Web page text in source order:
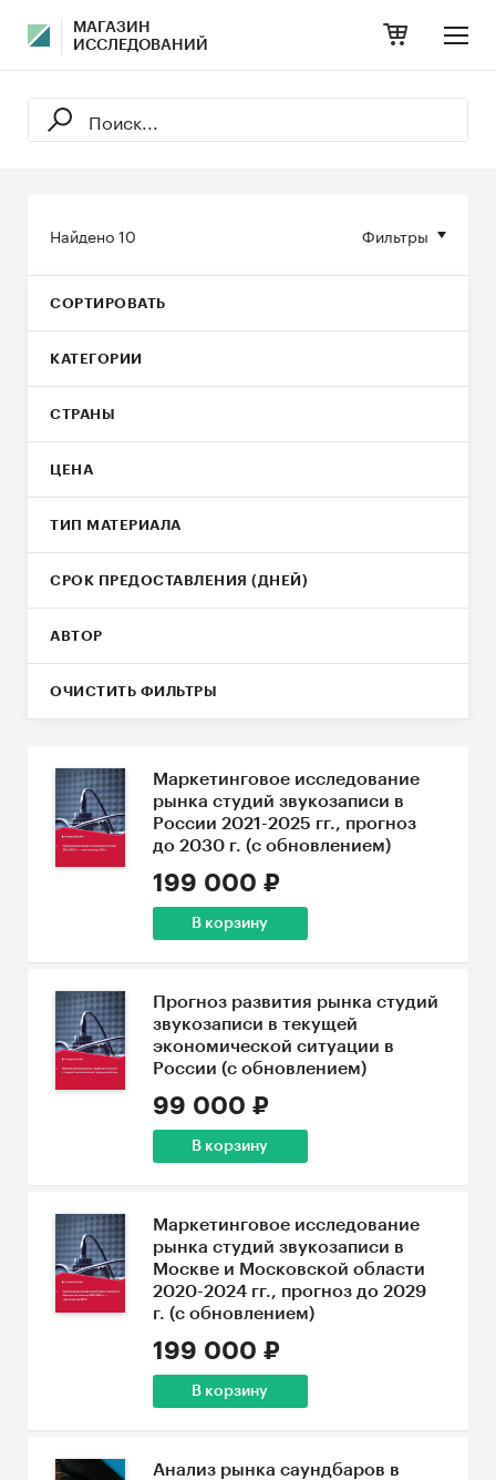
МАГАЗИН
ИССЛЕДОВАНИЙ
Фильтры
Найдено10
СОРТИРОВАТЬ
КАТЕГОРИИ
СТРАНЫ
ЦЕНА
ТИП МАТЕРИАЛА
СРОК ПРЕДОСТАВЛЕНИЯ (ДНЕЙ)
АВТОР
ОЧИСТИТЬ ФИЛЬТРЫ
Маркетинговое исследование
рынка студий звукозаписи в
России 2021-2025 гг., прогноз
до 2030 г. (с обновлением)
199 000 ₽
В корзину
Прогноз развития рынка студий
звукозаписи в текущей
экономической ситуации в
России (с обновлением)
99 000 ₽
В корзину
Маркетинговое исследование
рынка студий звукозаписи в
Москве и Московской области
2020-2024 гг., прогноз до 2029
г. (с обновлением)
199 000 ₽
В корзину
Анализ рынка саундбаров в